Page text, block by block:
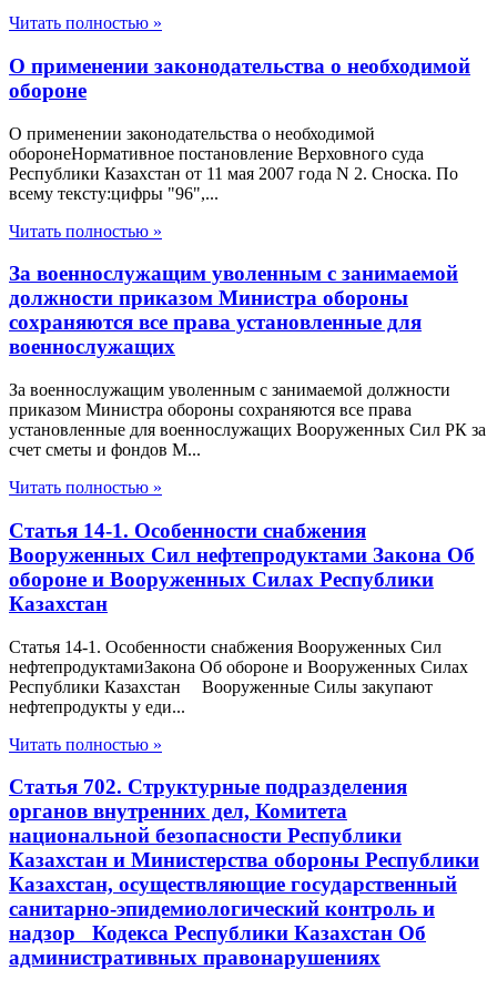
Читать полностью »
О применении законодательства о необходимой
обороне
О применении законодательства о необходимой
оборонеНормативное постановление Верховного суда
Республики Казахстан от 11 мая 2007 года N 2. Сноска. По
всему тексту:цифры "96",...
Читать полностью »
За военнослужащим уволенным с занимаемой
должности приказом Министра обороны
сохраняются все права установленные для
военнослужащих
За военнослужащим уволенным с занимаемой должности
приказом Министра обороны сохраняются все права
установленные для военнослужащих Вооруженных Сил РК за
счет сметы и фондов М...
Читать полностью »
Статья 14-1. Особенности снабжения
Вооруженных Сил нефтепродуктами Закона Об
обороне и Вооруженных Силах Республики
Казахстан
Статья 14-1. Особенности снабжения Вооруженных Сил
нефтепродуктамиЗакона Об обороне и Вооруженных Силах
Республики Казахстан Вооруженные Силы закупают
нефтепродукты у еди...
Читать полностью »
Статья 702. Структурные подразделения
органов внутренних дел, Комитета
национальной безопасности Республики
Казахстан и Министерства обороны Республики
Казахстан, осуществляющие государственный
санитарно-эпидемиологический контроль и
надзор Кодекса Республики Казахстан Об
административных правонарушениях